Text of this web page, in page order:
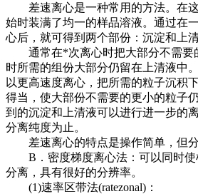
差速离心是一种常用的方法。在这
始时装满了均一的样品溶液。通过在
心后，就可得到两个部份：沉淀和上清
通常在*次离心时把大部分不需要
时所需的组份大部分仍留在上清液中
以更高速度离心，把所需的粒子沉积
得当，使大部份不需要的更小的粒子
到的沉淀和上清液可以进行进一步的
分离纯度为止。
差速离心的特点是操作简单，但分
B．密度梯度离心法：可以同时使
分离，具有很好的分辨率。
(1)速率区带法(ratezonal)：